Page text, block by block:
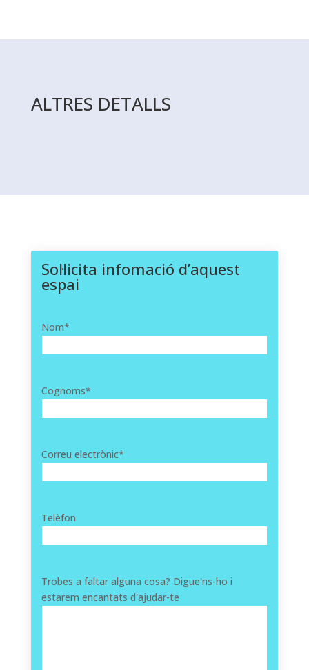
ALTRES DETALLS
Sol·licita infomació d’aquest
espai
Nom*
Cognoms*
Correu electrònic*
Telèfon
Trobes a faltar alguna cosa? Digue'ns-ho i
estarem encantats d'ajudar-te